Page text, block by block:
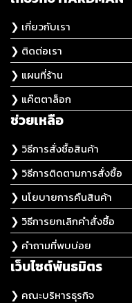
❯ เกี่ยวกับเรา
❯ ติดต่อเรา
❯ แผนที่ร้าน
❯ แค๊ตตาล็อก
ช่วยเหลือ
❯ วิธีการสั่งซื้อสินค้า
❯ วิธีการติดตามการสั่งซื้อ
❯ นโยบายการคืนสินค้า
❯ วิธีการยกเลิกคำสั่งซื้อ
❯ คำถามที่พบบ่อย
เว็บไซต์พันธมิตร
❯ คณะบริหารธุรกิจ